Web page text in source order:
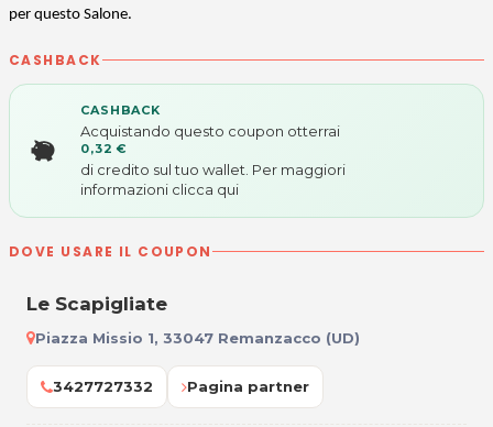
per questo Salone.
CASHBACK
CASHBACK
Acquistando questo coupon otterrai
0,32 €
di credito sul tuo wallet. Per maggiori
informazioni clicca qui
DOVE USARE IL COUPON
Le Scapigliate
Piazza Missio 1, 33047 Remanzacco (UD)
3427727332 Pagina partner